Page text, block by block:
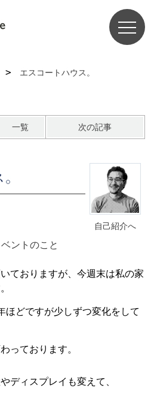
エスコートハウス。
一覧 次の記事
自己紹介へ
ントのこと
ておりますが、今週末は私の家
ほどですが少しずつ変化をして
っております。
ディスプレイも変えて、